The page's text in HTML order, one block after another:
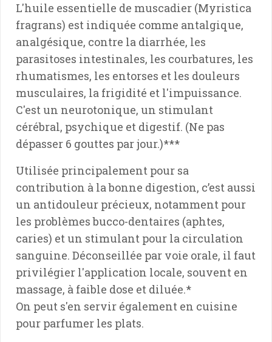
L'huile essentielle de muscadier (Myristica
fragrans) est indiquée comme antalgique,
analgésique, contre la diarrhée, les
parasitoses intestinales, les courbatures, les
rhumatismes, les entorses et les douleurs
musculaires, la frigidité et l'impuissance.
C'est un neurotonique, un stimulant
cérébral, psychique et digestif. (Ne pas
dépasser 6 gouttes par jour.)***
Utilisée principalement pour sa
contribution à la bonne digestion, c’est aussi
un antidouleur précieux, notamment pour
les problèmes bucco-dentaires (aphtes,
caries) et un stimulant pour la circulation
sanguine. Déconseillée par voie orale, il faut
privilégier l'application locale, souvent en
massage, à faible dose et diluée.*
On peut s'en servir également en cuisine
pour parfumer les plats.